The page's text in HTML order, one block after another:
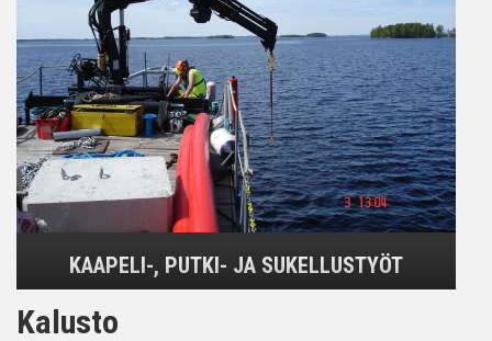
KAAPELI-, PUTKI- JA SUKELLUSTYÖT
Kalusto